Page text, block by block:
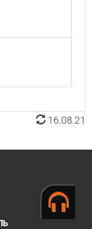
16.08.21